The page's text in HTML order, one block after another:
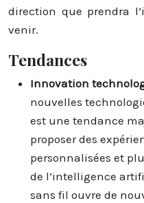
direction que prendra
venir.
Tendances
Innovation
nouvelles
est une tendance
proposer des
personnalisées et
de l’intelligence
sans fil ouvre de